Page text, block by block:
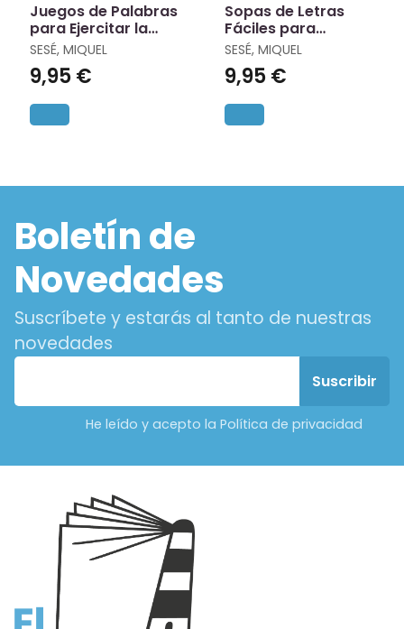
Juegos de Palabras
para Ejercitar la
Mente (Xl)
SESÉ, MIQUEL
9,95 €
Sopas de Letras
Fáciles para
Relajarse
SESÉ, MIQUEL
9,95 €
Boletín de
Novedades
Suscríbete y estarás al tanto de nuestras
novedades
He leído y acepto la Política de privacidad